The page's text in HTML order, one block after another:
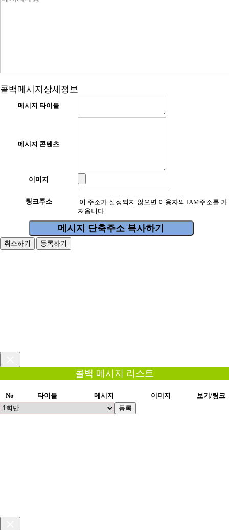
콜백메시지상세정보
메시지 타이틀
메시지 콘텐츠
이미지
링크주소
이 주소가 설정되지 않으면 이용자의 IAM주소를 가
져옵니다.
메시지 단축주소 복사하기
취소하기 등록하기
콜백 메시지 리스트
No 타이틀 메시지 이미지
보기/링크
등록